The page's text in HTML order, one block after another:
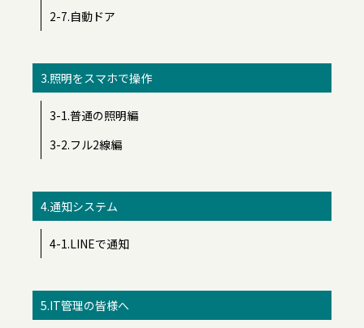
2-7.自動ドア
3.照明をスマホで操作
3-1.普通の照明編
3-2.フル2線編
4.通知システム
4-1.LINEで通知
5.IT管理の皆様へ